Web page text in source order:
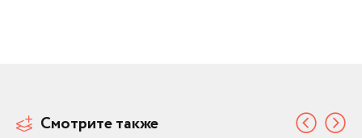
Смотрите также